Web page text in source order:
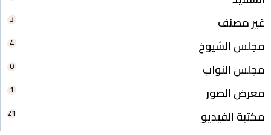
غير مصنف 3
مجلس الشيوخ 4
مجلس النواب 0
معرض الصور 1
مكتبة الفيديو 21